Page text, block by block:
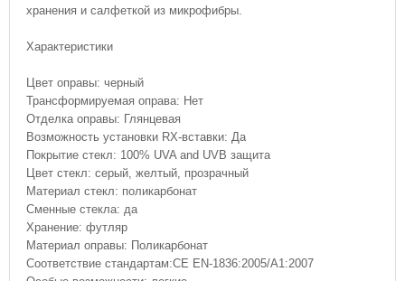
хранения и салфеткой из микрофибры.
Характеристики
Цвет оправы: черный
Трансформируемая оправа: Нет
Отделка оправы: Глянцевая
Возможность установки RX-вставки: Да
Покрытие стекл: 100% UVA and UVB защита
Цвет стекл: серый, желтый, прозрачный
Материал стекл: поликарбонат
Сменные стекла: да
Хранение: футляр
Материал оправы: Поликарбонат
Соответствие стандартам:CE EN-1836:2005/A1:2007